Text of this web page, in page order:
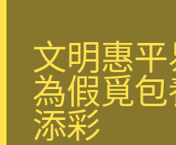
文明惠
為假覓
添彩